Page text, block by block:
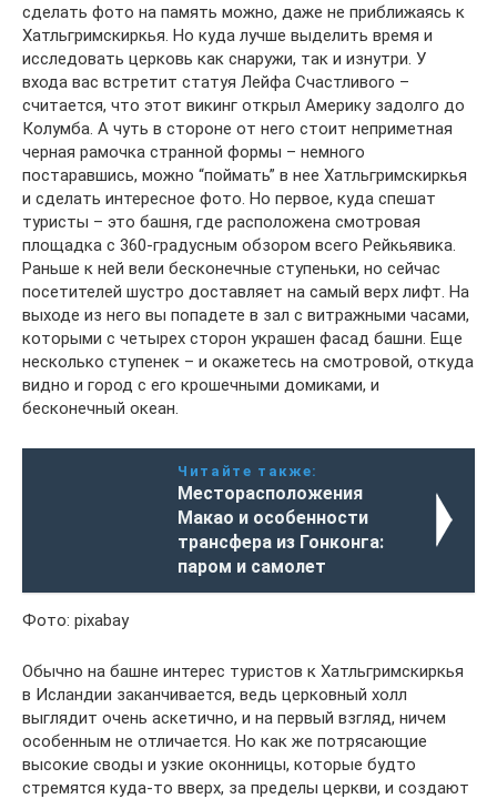
сделать фото на память можно, даже не приближаясь к
Хатльгримскиркья. Но куда лучше выделить время и
исследовать церковь как снаружи, так и изнутри. У
входа вас встретит статуя Лейфа Счастливого –
считается, что этот викинг открыл Америку задолго до
Колумба. А чуть в стороне от него стоит неприметная
черная рамочка странной формы – немного
постаравшись, можно “поймать” в нее Хатльгримскиркья
и сделать интересное фото. Но первое, куда спешат
туристы – это башня, где расположена смотровая
площадка с 360-градусным обзором всего Рейкьявика.
Раньше к ней вели бесконечные ступеньки, но сейчас
посетителей шустро доставляет на самый верх лифт. На
выходе из него вы попадете в зал с витражными часами,
которыми с четырех сторон украшен фасад башни. Еще
несколько ступенек – и окажетесь на смотровой, откуда
видно и город с его крошечными домиками, и
бесконечный океан.
Читайте также:
Месторасположения
Макао и особенности
трансфера из Гонконга:
паром и самолет
Фото: pixabay
Обычно на башне интерес туристов к Хатльгримскиркья
в Исландии заканчивается, ведь церковный холл
выглядит очень аскетично, и на первый взгляд, ничем
особенным не отличается. Но как же потрясающие
высокие своды и узкие оконницы, которые будто
стремятся куда-то вверх, за пределы церкви, и создают